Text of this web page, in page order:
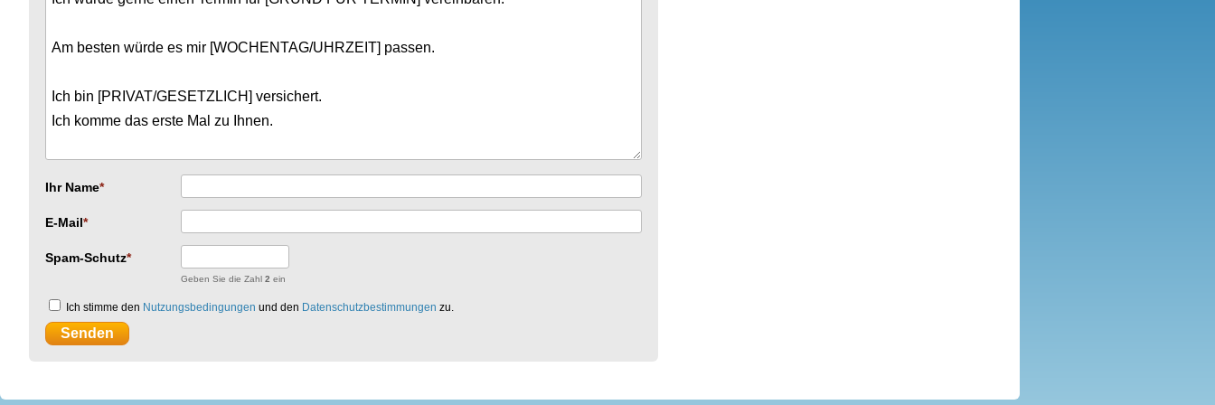
Ihr Name
E-Mail
Spam-Schutz
Geben Sie die Zahl 2 ein
Ich stimme den Nutzungsbedingungen und den Datenschutzbestimmungen zu.